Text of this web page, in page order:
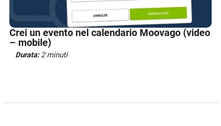
Crei un evento nel calendario Moovago (video
– mobile)
Durata: 2 minuti